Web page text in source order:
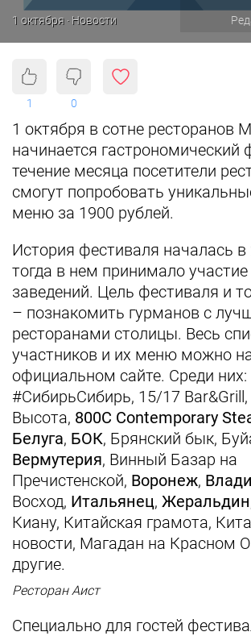
1 октября · Новости
1 0
1 октября в сотне ресторанов
начинается гастрономический
течение месяца посетители
смогут попробовать
меню за 1900 рублей.
История фестиваля началась в
тогда в нем принимало участие
заведений. Цель фестиваля и
– познакомить гурманов с
ресторанами столицы. Весь
участников и их меню можно
официальном сайте. Среди них:
#СибирьСибирь, 15/17
Высота, 800С Contemporary
Белуга, БОК, Брянский бык,
Вермутерия, Винный Базар на
Пречистенской, Воронеж,
Восход, Итальянец, Жеральдин
Киану, Китайская грамота,
новости, Магадан на Красном
другие.
Ресторан Аист
Специально для гостей